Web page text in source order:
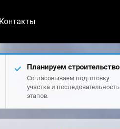
Контакты
Планируем строительство
Согласовываем подготовку
участка и последовательность
этапов.